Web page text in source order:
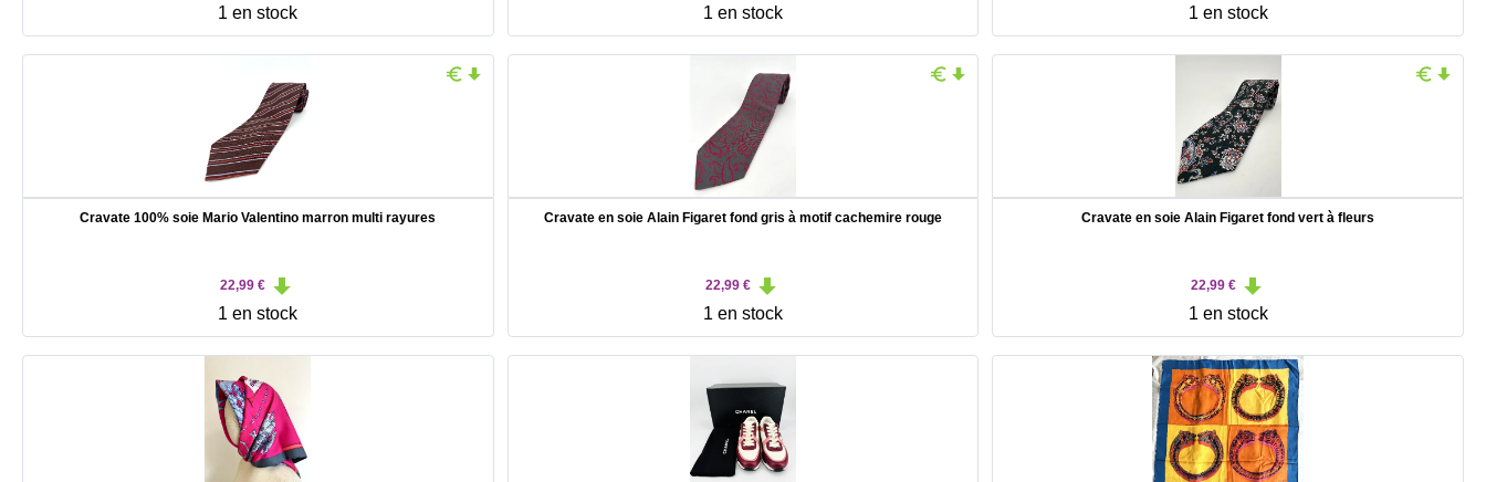
1 en stock 1 en stock 1 en stock
Cravate 100% soie Mario Valentino marron multi rayures
22,99 €
1 en stock
Cravate en soie Alain Figaret fond gris à motif cachemire rouge
22,99 €
1 en stock
Cravate en soie Alain Figaret fond vert à fleurs
22,99 €
1 en stock